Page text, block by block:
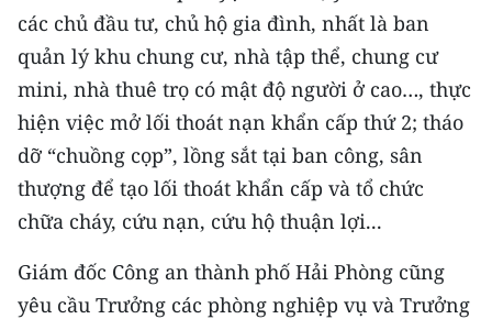
các chủ đầu tư, chủ hộ gia đình, nhất là ban
quản lý khu chung cư, nhà tập thể, chung cư
mini, nhà thuê trọ có mật độ người ở cao…, thực
hiện việc mở lối thoát nạn khẩn cấp thứ 2; tháo
dỡ “chuồng cọp”, lồng sắt tại ban công, sân
thượng để tạo lối thoát khẩn cấp và tổ chức
chữa cháy, cứu nạn, cứu hộ thuận lợi...
Giám đốc Công an thành phố Hải Phòng cũng
yêu cầu Trưởng các phòng nghiệp vụ và Trưởng